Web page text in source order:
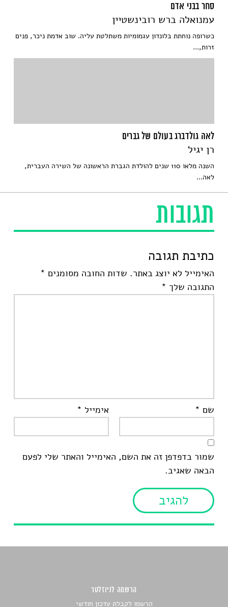
תגובות
כתיבת תגובה
האימייל לא יוצג באתר. שדות החובה מסומנים *
התגובה שלך *
שם * אימייל *
שמור בדפדפן זה את השם, האימייל והאתר שלי לפעם
הבאה שאגיב.
סחר בבני אדם
עמנואלה ברש רובינשטיין
כשרופה נוחתת בלונדון עגמומיות משתלטת עליה. שוב אדמת ניכר, פנים
זרות,...
לאה גולדברג בעולם של גברים
רן יגיל
השנה מלאו 110 שנים להולדת הגברת הראשונה של השירה העברית,
לאה...
הרשמה לניוזלטר
הרשמו לקבלת עדכון חודשי